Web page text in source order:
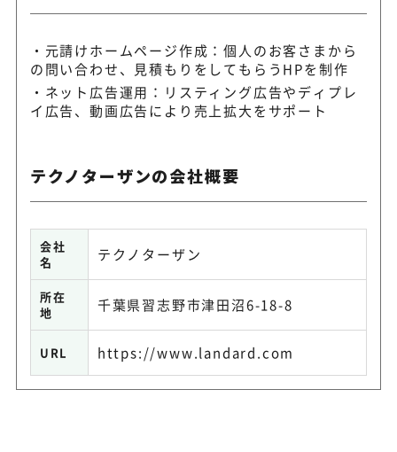
元請けホームページ作成：個人のお客さまから
の問い合わせ、見積もりをしてもらうHPを制作
ネット広告運用：リスティング広告やディプレ
イ広告、動画広告により売上拡大をサポート
テクノターザンの会社概要
会社
名
テクノターザン
所在
地
千葉県習志野市津田沼6-18-8
URL https://www.landard.com